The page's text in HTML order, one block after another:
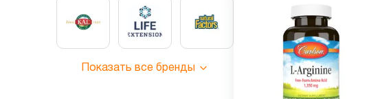
Показать все бренды